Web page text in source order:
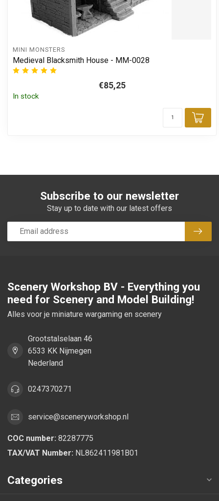
MINI MONSTERS
Medieval Blacksmith House - MM-0028
€85,25
In stock
Subscribe to our newsletter
Stay up to date with our latest offers
Scenery Workshop BV - Everything you
need for Scenery and Model Building!
Alles voor je miniature wargaming en scenery
Grootstalselaan 46
6533 KK Nijmegen
Nederland
0247370271
service@sceneryworkshop.nl
COC number: 82287775
TAX/VAT Number: NL862411981B01
Categories